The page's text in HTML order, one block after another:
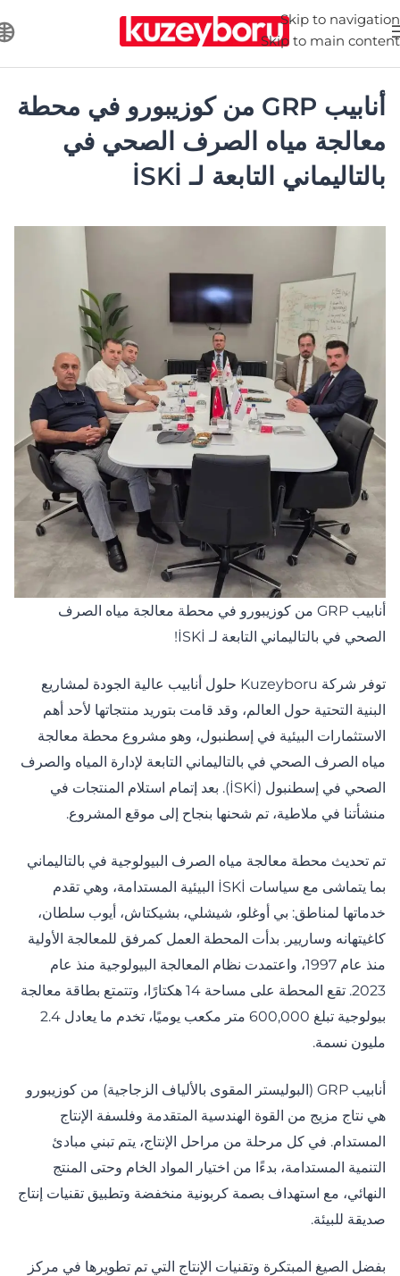
Skip to navigation
Skip to main content
أنابيب GRP من كوزيبورو في محطة
معالجة مياه الصرف الصحي في
بالتاليماني التابعة لـ İSKİ
أنابيب GRP من كوزيبورو في محطة معالجة مياه الصرف
الصحي في بالتاليماني التابعة لـ İSKİ!
توفر شركة Kuzeyboru حلول أنابيب عالية الجودة لمشاريع
البنية التحتية حول العالم، وقد قامت بتوريد منتجاتها لأحد أهم
الاستثمارات البيئية في إسطنبول، وهو مشروع محطة معالجة
مياه الصرف الصحي في بالتاليماني التابعة لإدارة المياه والصرف
الصحي في إسطنبول (İSKİ). بعد إتمام استلام المنتجات في
منشأتنا في ملاطية، تم شحنها بنجاح إلى موقع المشروع.
تم تحديث محطة معالجة مياه الصرف البيولوجية في بالتاليماني
بما يتماشى مع سياسات İSKİ البيئية المستدامة، وهي تقدم
خدماتها لمناطق: بي أوغلو، شيشلي، بشيكتاش، أيوب سلطان،
كاغيتهانه وساريير. بدأت المحطة العمل كمرفق للمعالجة الأولية
منذ عام 1997، واعتمدت نظام المعالجة البيولوجية منذ عام
2023. تقع المحطة على مساحة 14 هكتارًا، وتتمتع بطاقة معالجة
بيولوجية تبلغ 600,000 متر مكعب يوميًا، تخدم ما يعادل 2.4
مليون نسمة.
أنابيب GRP (البوليستر المقوى بالألياف الزجاجية) من كوزيبورو
هي نتاج مزيج من القوة الهندسية المتقدمة وفلسفة الإنتاج
المستدام. في كل مرحلة من مراحل الإنتاج، يتم تبني مبادئ
التنمية المستدامة، بدءًا من اختيار المواد الخام وحتى المنتج
النهائي، مع استهداف بصمة كربونية منخفضة وتطبيق تقنيات إنتاج
صديقة للبيئة.
بفضل الصيغ المبتكرة وتقنيات الإنتاج التي تم تطويرها في مركز